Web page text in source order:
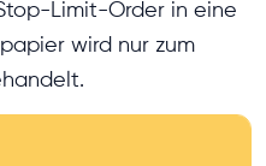
Limit-Order in eine
wird nur zum